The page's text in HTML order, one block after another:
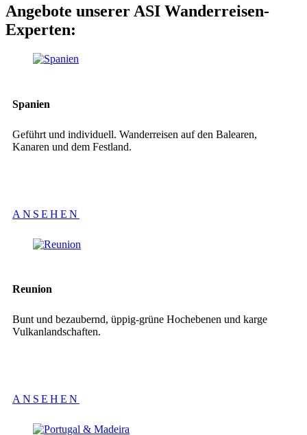
Angebote unserer ASI Wanderreisen-
Experten:
Spanien
Geführt und individuell. Wanderreisen auf den Balearen,
Kanaren und dem Festland.
ANSEHEN
Reunion
Bunt und bezaubernd, üppig-grüne Hochebenen und karge
Vulkanlandschaften.
ANSEHEN